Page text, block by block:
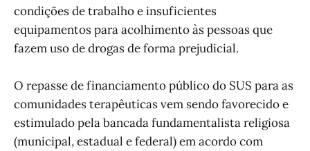
condições de trabalho e insuficientes
equipamentos para acolhimento às pessoas que
fazem uso de drogas de forma prejudicial.
O repasse de financiamento público do SUS para as
comunidades terapêuticas vem sendo favorecido e
estimulado pela bancada fundamentalista religiosa
(municipal, estadual e federal) em acordo com